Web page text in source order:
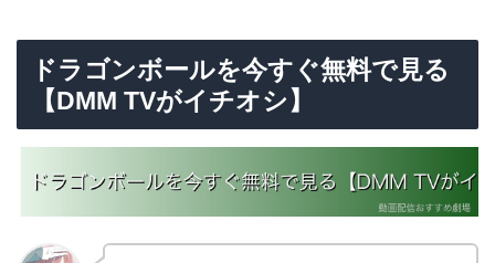
ドラゴンボールを今すぐ無料で見る
【DMM TVがイチオシ】